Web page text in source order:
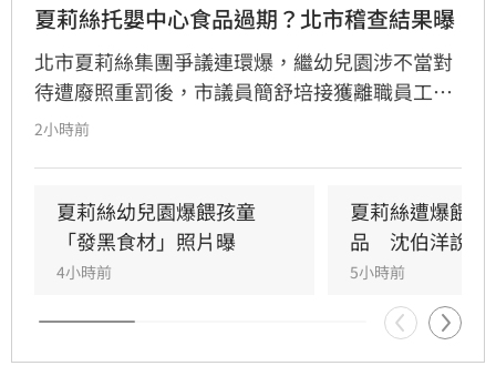
夏莉絲托嬰中心食品過期？北市稽查結果曝
北市夏莉絲集團爭議連環爆，繼幼兒園涉不當對
待遭廢照重罰後，市議員簡舒培接獲離職員工爆
料，指控旗下托嬰中心提供幼童食用過期或腐爛
應指出，接獲通報後已立即派員前往現場稽查，
雖抵達時已過用餐時間未發現異狀，但強調過去
半年已執行四次稽查皆無異常。市府重申，未來
將持續維持無預警稽查機制，若發現食安違規將
立即通報衛生局嚴辦，全力守護托嬰孩童健康安
全。
2小時前
夏莉絲幼兒園爆餵孩童
「發黑食材」照片曝
4小時前
夏莉絲遭爆餵
品　沈伯洋說話
5小時前